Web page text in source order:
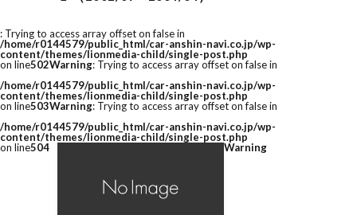
: Trying to access array offset on false in
/home/r0144579/public_html/car-anshin-navi.co.jp/wp-
content/themes/lionmedia-child/single-post.php
on line502Warning: Trying to access array offset on false in
/home/r0144579/public_html/car-anshin-navi.co.jp/wp-
content/themes/lionmedia-child/single-post.php
on line503Warning: Trying to access array offset on false in
/home/r0144579/public_html/car-anshin-navi.co.jp/wp-
content/themes/lionmedia-child/single-post.php
on line504 Warning